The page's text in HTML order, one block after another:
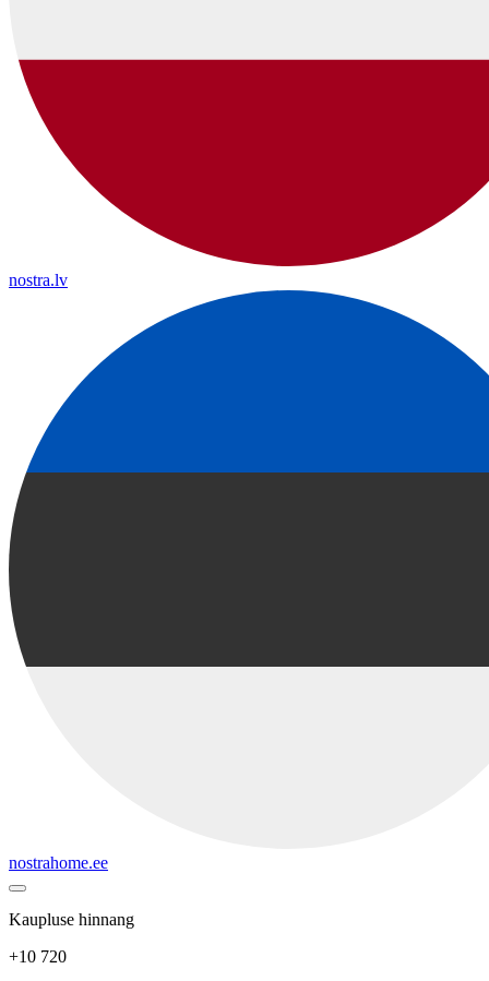
nostra.lv
nostrahome.ee
Kaupluse hinnang
+10 720